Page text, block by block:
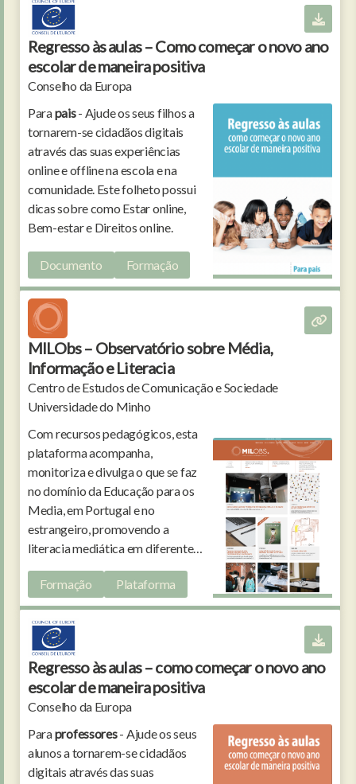
Regresso às aulas – Como começar o novo ano
escolar de maneira positiva
Conselho da Europa
Parapais- Ajude os seus filhos a
tornarem-se cidadãos digitais
através das suas experiências
online e offline na escola e na
comunidade. Este folheto possui
dicas sobre como Estar online,
Bem-estar e Direitos online.
Documento Formação
MILObs – Observatório sobre Média,
Informação e Literacia
Centro de Estudos de Comunicação e Sociedade
Universidade do Minho
Com recursos pedagógicos, esta
plataforma acompanha,
monitoriza e divulga o que se faz
no domínio da Educação para os
Media, em Portugal e no
estrangeiro, promovendo a
literacia mediática em diferentes
setores da sociedade.
Formação
Plataforma
Regresso às aulas – como começar o novo ano
escolar de maneira positiva
Conselho da Europa
Paraprofessores- Ajude os seus
alunos a tornarem-se cidadãos
digitais através das suas